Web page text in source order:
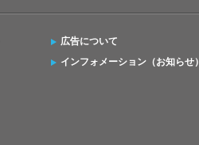
広告について
インフォメーション（お知らせ）